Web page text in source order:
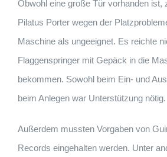
Obwohl eine große Tür vorhanden ist,
Pilatus Porter wegen der
Maschine als ungeeignet. Es reichte
Flaggenspringer mit Gepäck in die
bekommen. Sowohl beim Ein- und
beim Anlegen war Unterstützung nötig.
Außerdem mussten Vorgaben von
Records eingehalten werden. Unter